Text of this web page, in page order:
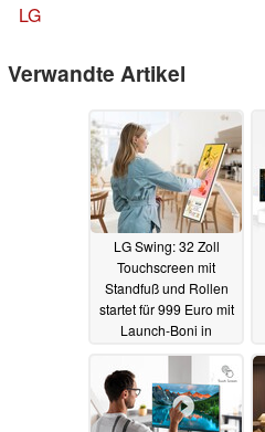
LG
Verwandte Artikel
LG Swing: 32 Zoll
Touchscreen mit
Standfuß und Rollen
startet für 999 Euro mit
Launch-Boni in
21.07.2025